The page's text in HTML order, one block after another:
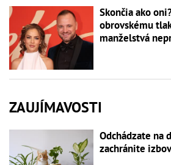
Skončia ako
obrovskému
manželstvá
ZAUJÍMAVOSTI
Odchádzate na
zachránite